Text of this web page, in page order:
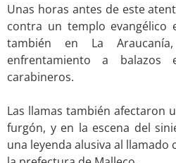
Unas horas antes de este
contra un templo evangélico
también en La
enfrentamiento a balazos
carabineros.
Las llamas también afectaron
furgón, y en la escena del
una leyenda alusiva al llamado